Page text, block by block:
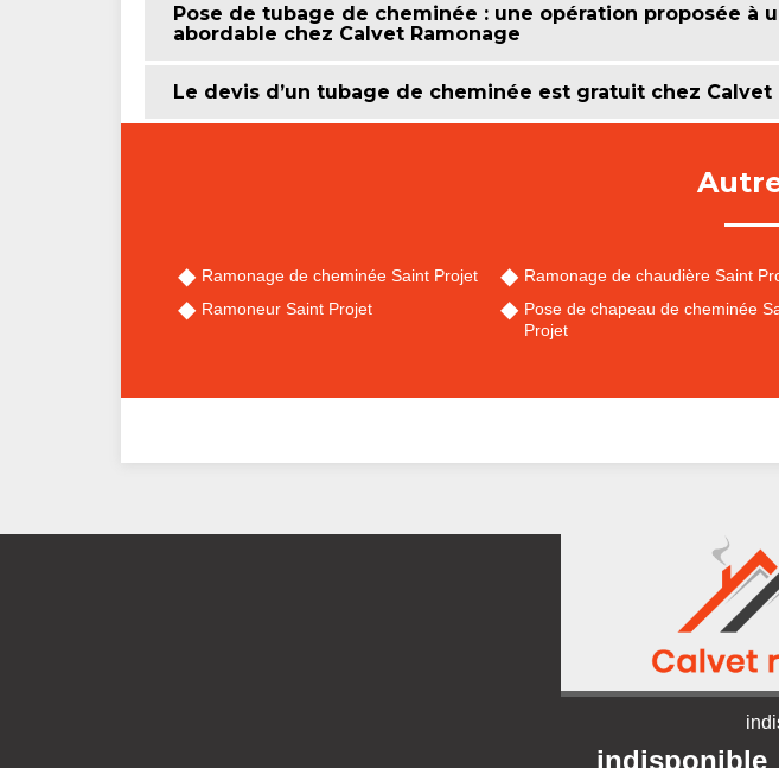
Pose de tubage de cheminée : une opération proposée à
abordable chez Calvet Ramonage
Le devis d’un tubage de cheminée est gratuit chez Calvet
Ramonage de cheminée Saint Projet
Ramoneur Saint Projet
Ramonage de chaudière Saint
Pose de chapeau de cheminée
Projet
indisponible